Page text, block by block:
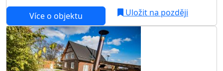
Více o objektu
Uložit na později